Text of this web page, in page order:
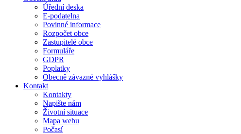
Úřední deska
E-podatelna
Povinné informace
Rozpočet obce
Zastupitelé obce
Formuláře
GDPR
Poplatky
Obecně závazné vyhlášky
Kontakt
Kontakty
Napište nám
Životní situace
Mapa webu
Počasí